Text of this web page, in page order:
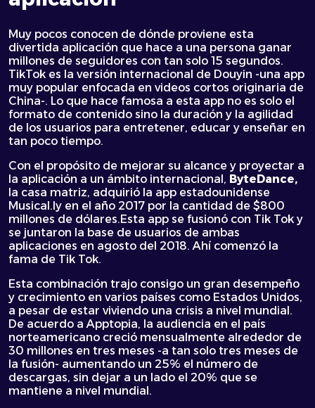
Muy pocos conocen de dónde proviene esta
divertida aplicación que hace a una persona ganar
millones de seguidores con tan solo 15 segundos.
TikTok es la versión internacional de Douyin -una app
muy popular enfocada en videos cortos originaria de
China-. Lo que hace famosa a esta app no es solo el
formato de contenido sino la duración y la agilidad
de los usuarios para entretener, educar y enseñar en
tan poco tiempo.
Con el propósito de mejorar su alcance y proyectar a
la aplicación a un ámbito internacional, ByteDance,
la casa matriz, adquirió la app estadounidense
Musical.ly en el año 2017 por la cantidad de $800
millones de dólares.Esta app se fusionó con Tik Tok y
se juntaron la base de usuarios de ambas
aplicaciones en agosto del 2018. Ahí comenzó la
fama de Tik Tok.
Esta combinación trajo consigo un gran desempeño
y crecimiento en varios países como Estados Unidos,
a pesar de estar viviendo una crisis a nivel mundial.
De acuerdo a Apptopia, la audiencia en el país
norteamericano creció mensualmente alrededor de
30 millones en tres meses -a tan solo tres meses de
la fusión- aumentando un 25% el número de
descargas, sin dejar a un lado el 20% que se
mantiene a nivel mundial.